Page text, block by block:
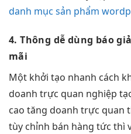
danh mục sản phẩm
4. Thông dễ dùng báo
mãi
Một khởi tạo nhanh cách
doanh trực quan nghiệp
cao tăng doanh trực quan
tùy chỉnh bán hàng tức thì